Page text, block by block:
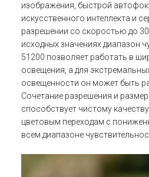
изображения, быстрой
искусственного интеллекта и
разрешении со скоростью до 30
исходных значениях диапазон
51200 позволяет работать в
освещения, а для
освещенности он может быть
Сочетание разрешения и
способствует чистому
цветовым переходам с
всем диапазоне